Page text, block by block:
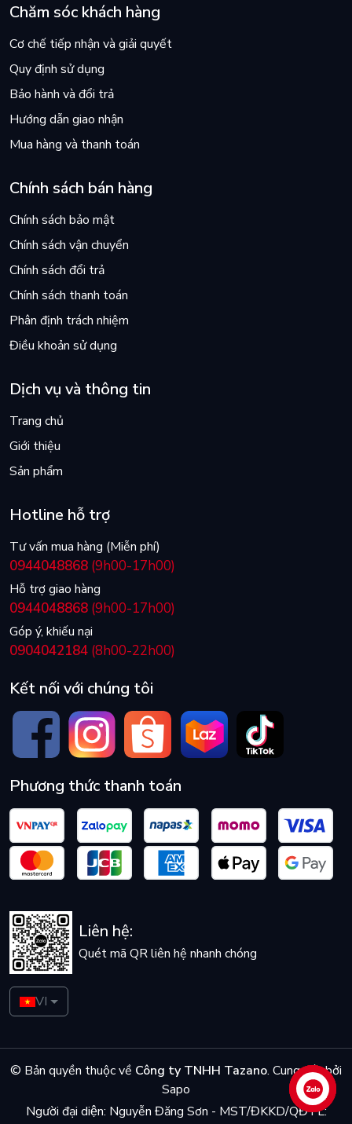
Chăm sóc khách hàng
Cơ chế tiếp nhận và giải quyết
Quy định sử dụng
Bảo hành và đổi trả
Hướng dẫn giao nhận
Mua hàng và thanh toán
Chính sách bán hàng
Chính sách bảo mật
Chính sách vận chuyển
Chính sách đổi trả
Chính sách thanh toán
Phân định trách nhiệm
Điều khoản sử dụng
Dịch vụ và thông tin
Trang chủ
Giới thiệu
Sản phẩm
Hotline hỗ trợ
Tư vấn mua hàng (Miễn phí)
0944048868 (9h00-17h00)
Hỗ trợ giao hàng
0944048868 (9h00-17h00)
Góp ý, khiếu nại
0904042184 (8h00-22h00)
Kết nối với chúng tôi
Phương thức thanh toán
Liên hệ:
Quét mã QR liên hệ nhanh chóng
VI
© Bản quyền thuộc về Công ty TNHH Tazano. Cung cấp bởi
Sapo
Người đại diện: Nguyễn Đăng Sơn - MST/ĐKKD/QĐTL:
Liên hệ